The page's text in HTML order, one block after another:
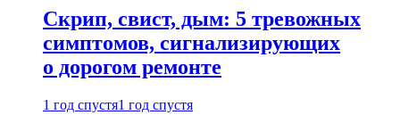
Скрип, свист, дым: 5 тревожных
симптомов, сигнализирующих
о дорогом ремонте
1 год спустя1 год спустя